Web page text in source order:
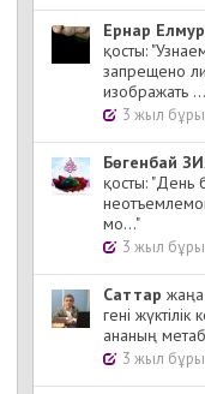
Ернар
қосты:
запрещено
изображать
3 жыл
Бөгенбай
қосты: "День
мо..."
3 жыл
Cаттар
гені
ананың
3 жыл